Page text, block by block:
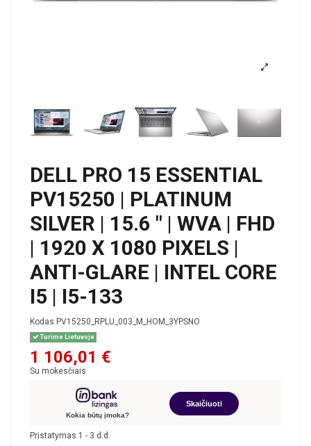
DELL PRO 15 ESSENTIAL
PV15250 | PLATINUM
SILVER | 15.6 " | WVA | FHD
| 1920 X 1080 PIXELS |
ANTI-GLARE | INTEL CORE
I5 | I5-133
Kodas PV15250_RPLU_003_M_HOM_3YPSNO
Turime Lietuvoje
1 106,01 €
Su mokesčiais
Kokia būtų įmoka?
Skaičiuoti
Pristatymas 1 - 3 d.d.